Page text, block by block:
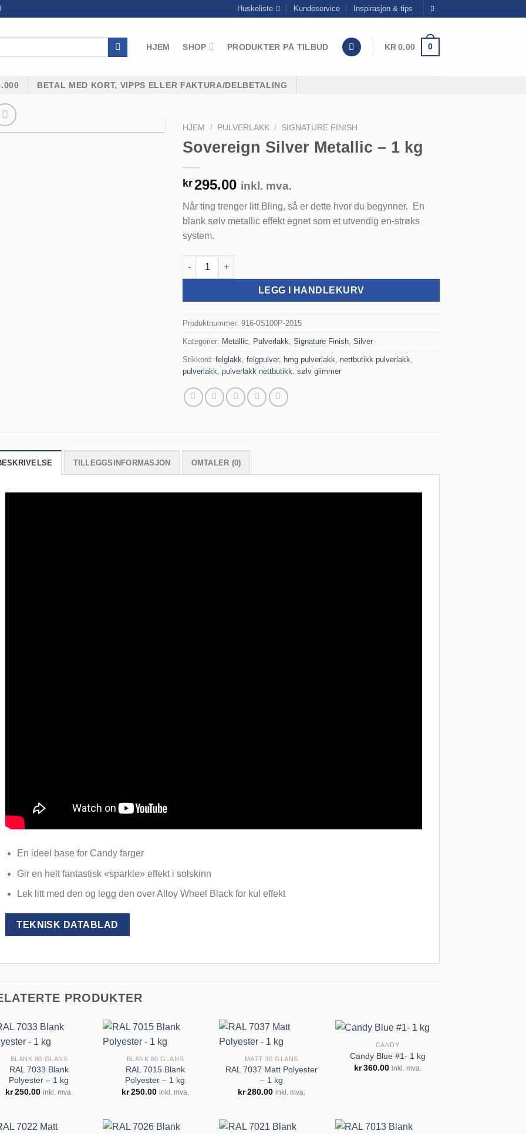
Huskeliste Kundeservice Inspirasjon & tips
HJEM SHOP PRODUKTER PÅ TILBUD KR0.00 0
BETAL MED KORT, VIPPS ELLER FAKTURA/DELBETALING
HJEM / PULVERLAKK / SIGNATURE FINISH
Sovereign Silver Metallic – 1 kg
kr295.00 inkl. mva.
Når ting trenger litt Bling, så er dette hvor du begynner. En
blank sølv metallic effekt egnet som et utvendig en-strøks
system.
Sovereign Silver Metallic - 1 kg antall
LEGG I HANDLEKURV
Produktnummer:916-0S100P-2015
Kategorier: Metallic Pulverlakk ,Signature Finish ,Silver
Stikkord:felglakk ,felgpulver, hmg pulverlakk ,nettbutikk pulverlakk
pulverlakk ,pulverlakk nettbutikk ,sølv glimmer
TILLEGGSINFORMASJON OMTALER (0)
En ideel base for Candy farger
Gir en helt fantastisk «sparkle» effekt i solskinn
Lek litt med den og legg den over Alloy Wheel Black for kul effekt
TEKNISK DATABLAD
PRODUKTER
Legg til
huskeliste
BLANK 80 GLANS
RAL 7033 Blank
Polyester – 1 kg
kr250.00 inkl. mva.
Legg til
huskeliste
BLANK 80 GLANS
RAL 7015 Blank
Polyester – 1 kg
kr250.00 inkl. mva.
huskeliste
MATT 30 GLANS
RAL 7037 Matt Polyester
– 1 kg
kr 280.00 inkl. mva.
CANDY
Candy Blue #1- 1 kg
kr 360.00 inkl. mva.